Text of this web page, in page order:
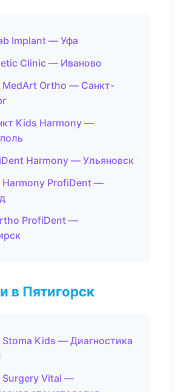
Implant — Уфа
Clinic — Иваново
Ortho — Санкт-
Kids Harmony —
Harmony — Ульяновск
ProfiDent —
ProfiDent —
в Пятигорск
Kids — Диагностика
Vital —